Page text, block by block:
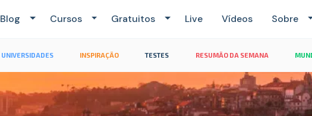
Blog Cursos Gratuitos Live Vídeos Sobre
UNIVERSIDADES INSPIRAÇÃO TESTES RESUMÃO DA SEMANA